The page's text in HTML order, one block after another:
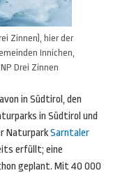
Zinnen), hier der
Innichen,
Drei Zinnen
in Südtirol, den
in Südtirol und
NaturparkSarntaler
erfüllt; eine
geplant. Mit 40 000